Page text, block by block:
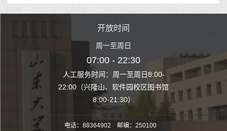
至周日8:00-
园校区图书馆
开放时间
周一至周日
07:00 - 22:30
人工服务时间：周一至周日8:00-
22:00（兴隆山、软件园校区图书馆
8:00-21:30）
人工服务时间
22:00（兴隆山
电话：88364902 邮编：250100